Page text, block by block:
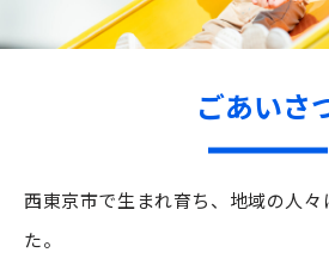
ごあいさ
西東京市で生まれ育ち、地域の人
た。